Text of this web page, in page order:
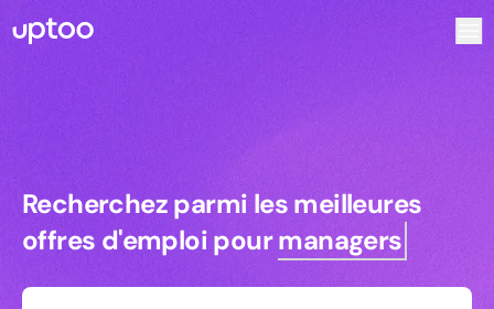
Recherchez parmi les meilleures
Recherchez parmi les meilleures
offres d'emploi pourmanagers